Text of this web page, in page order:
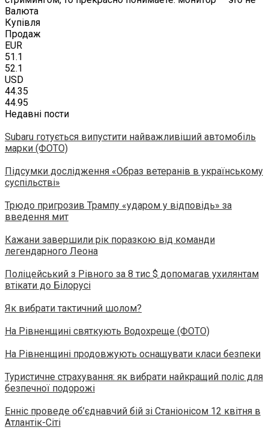
Валюта
Купівля
Продаж
EUR
51.1
52.1
USD
44.35
44.95
Недавні пости
Subaru готується випустити найважливіший автомобіль
марки (ФОТО)
Підсумки дослідження «Образ ветеранів в українському
суспільстві»
Трюдо пригрозив Трампу «ударом у відповідь» за
введення мит
Кажани завершили рік поразкою від команди
легендарного Леона
Поліцейський з Рівного за 8 тис $ допомагав ухилянтам
втікати до Білорусі
Як вибрати тактичний шолом?
На Рівненщині святкують Водохреще (ФОТО)
На Рівненщині продовжують оснащувати класи безпеки
Туристичне страхування: як вибрати найкращий поліс для
безпечної подорожі
Енніс проведе об’єднавчий бій зі Станіонісом 12 квітня в
Атлантік-Сіті